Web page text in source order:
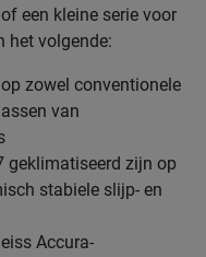
een kleine serie voor
het volgende:
zowel conventionele
van
geklimatiseerd zijn op
stabiele slijp- en
Accura-